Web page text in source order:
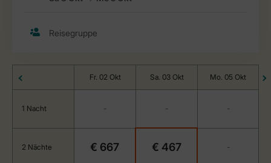
Fr. 02 Okt Sa. 03 Okt Mo. 05 Okt
1 Nacht - - -
2 Nächte € 667 € 467 -